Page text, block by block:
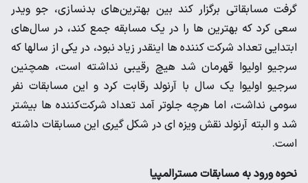
گرفت مسابقاتی برگزار کند بین بهترین‌های بدنسازی، جو ویدر
سعی کرد که بهترین ها را در یک مسابقه جمع کند، در سال‌های
ابتدایی تعداد شرکت کننده ها اینقدر زیاد نبود، در یکی از سالها که
سرجیو اولیوا قهرمان شد هیچ رقیبی نداشته است، همچنین
سرجیو اولیوا یک سال با آرنولد رقابت کرد و این مسابقات نفر
سومی نداشت، اما هرچه جلوتر آمد تعداد شرکت‌کننده ها بیشتر
شد و البته آرنولد نقش ویزه ای در شکل گیری این مسابقات داشته
است.
نحوه ورود به مسابقات مسترالمپیا